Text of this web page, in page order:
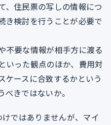
、住民票の写しの情報につ
き検討を行うことが必要で
不要な情報が相手方に渡る
いった観点のほか、費用対
ケースに合致するかという
きではないか。
ではありませんが、マイ